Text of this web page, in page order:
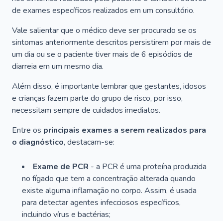
de exames específicos realizados em um consultório.
Vale salientar que o médico deve ser procurado se os
sintomas anteriormente descritos persistirem por mais de
um dia ou se o paciente tiver mais de 6 episódios de
diarreia em um mesmo dia.
Além disso, é importante lembrar que gestantes, idosos
e crianças fazem parte do grupo de risco, por isso,
necessitam sempre de cuidados imediatos.
Entre os principais exames a serem realizados para
o diagnóstico, destacam-se:
Exame de PCR - a PCR é uma proteína produzida
no fígado que tem a concentração alterada quando
existe alguma inflamação no corpo. Assim, é usada
para detectar agentes infecciosos específicos,
incluindo vírus e bactérias;